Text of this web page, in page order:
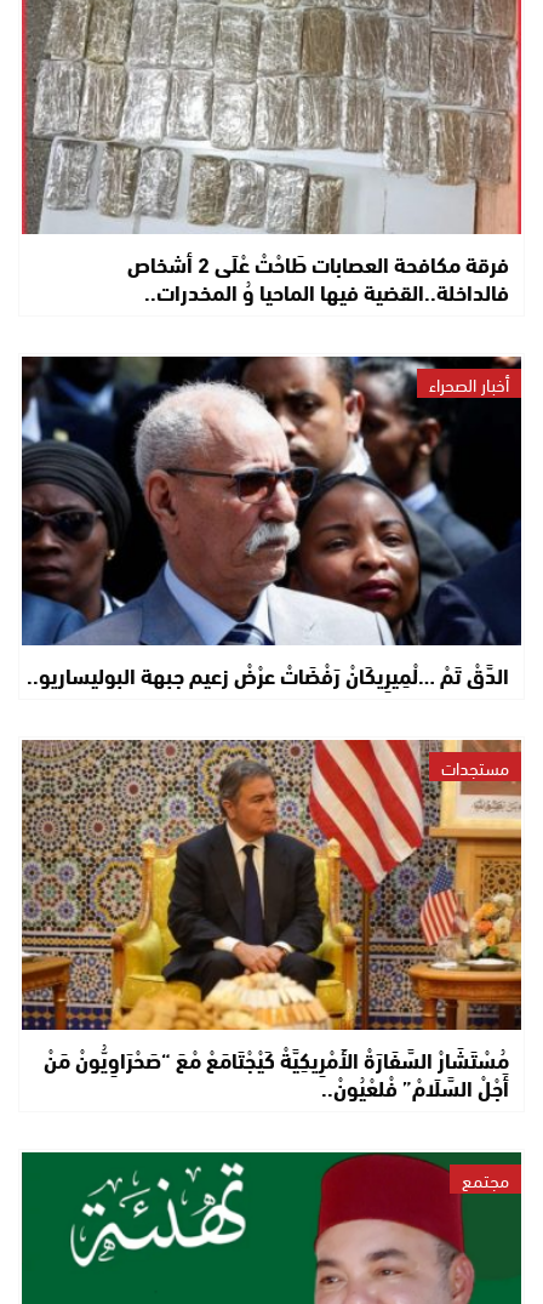
فرقة مكافحة العصابات طَاحْتْ عْلَى 2 أشخاص
فالداخلة..القضية فيها الماحيا وُ المخدرات..
أخبار الصحراء
الدَّقْ تَمْ …لْمِيرِيكَانْ رَفْضَاتْ عرْضْ زعيم جبهة البوليساريو..
مستجدات
مُسْتَشَارْ السَّفَارَةْ الأَمْرِيكِيَّةْ كَيْجْتَامَعْ مْعَ “صَحْرَاوِيُّونْ مَنْ
أَجْلْ السَّلَامْ” فْلعْيُونْ..
مجتمع